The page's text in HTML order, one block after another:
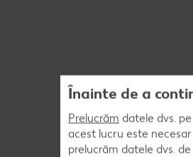
Înainte de a
Prelucrăm datele dvs.
acest lucru este
prelucrăm datele dvs.